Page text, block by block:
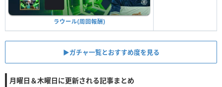
ラウール(周回報酬)
▶︎ガチャ一覧とおすすめ度を見る
月曜日＆木曜日に更新される記事まとめ